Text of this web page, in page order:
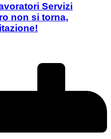
Servizi
non si torna,